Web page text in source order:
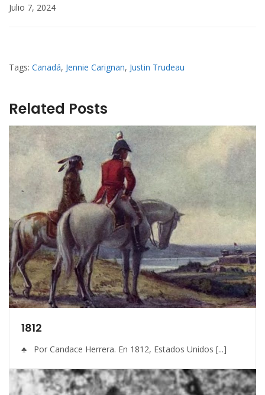
Julio 7, 2024
Tags: Canadá, Jennie Carignan, Justin Trudeau
Related Posts
1812
♣ Por Candace Herrera. En 1812, Estados Unidos [...]